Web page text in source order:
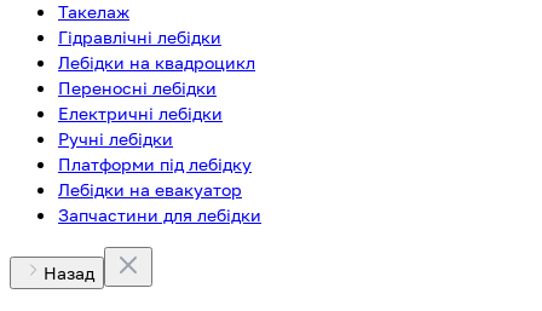
Такелаж
Гідравлічні лебідки
Лебідки на квадроцикл
Переносні лебідки
Електричні лебідки
Ручні лебідки
Платформи під лебідку
Лебідки на евакуатор
Запчастини для лебідки
Назад